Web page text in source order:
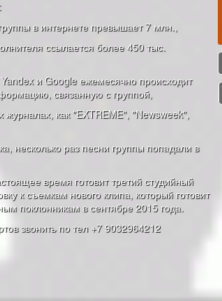
в интернете превышает 7 млн.,
ссылается более 450 тыс.
и Google ежемесячно происходит
связанную с группой,
журналах, как "EXTREME", "Newsweek",
несколько раз песни группы попадали в
время готовит третий студийный
к съемкам нового клипа, который готовит
поклонникам в сентябре 2015 года.
звонить по тел +7 9032964212